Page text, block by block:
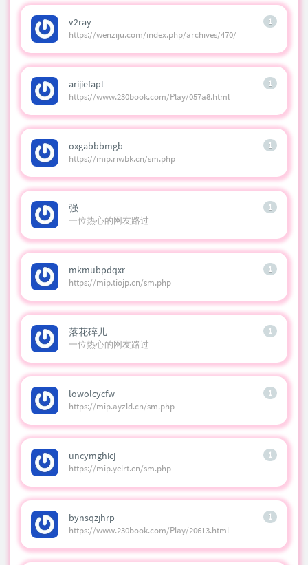
1
v2ray
https://wenziju.com/index.php/archives/470/
1
arijiefapl
https://www.230book.com/Play/057a8.html
1
oxgabbbmgb
https://mip.riwbk.cn/sm.php
1
强
一位热心的网友路过
1
mkmubpdqxr
https://mip.tiojp.cn/sm.php
1
落花碎儿
一位热心的网友路过
1
lowolcycfw
https://mip.ayzld.cn/sm.php
1
uncymghicj
https://mip.yelrt.cn/sm.php
1
bynsqzjhrp
https://www.230book.com/Play/20613.html